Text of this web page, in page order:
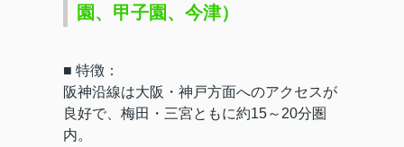
園、甲子園、今津）
■ 特徴：
阪神沿線は大阪・神戸方面へのアクセスが
良好で、梅田・三宮ともに約15～20分圏
内。